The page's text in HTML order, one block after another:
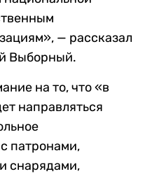
— рассказал
Выборный.
на то, что «в
направляться
патронами,
снарядами,